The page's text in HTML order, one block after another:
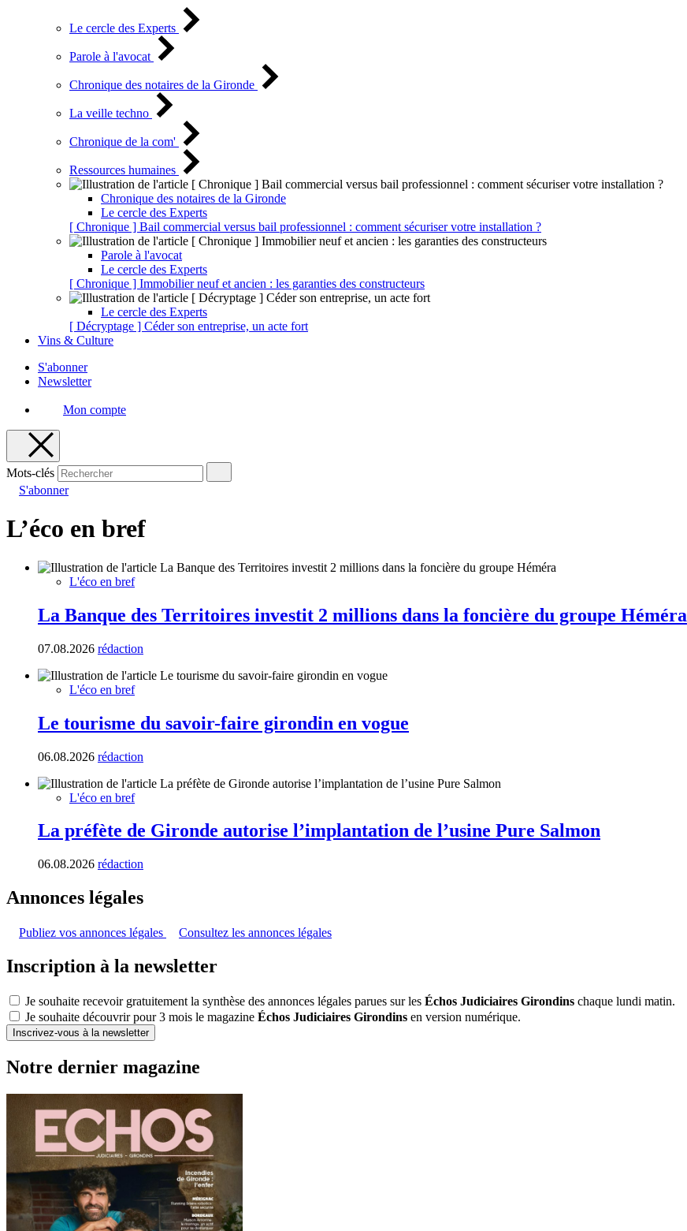
Le cercle des Experts
Parole à l'avocat
Chronique des notaires de la Gironde
La veille techno
Chronique de la com'
Ressources humaines
Chronique des notaires de la Gironde
Le cercle des Experts
[ Chronique ] Bail commercial versus bail professionnel : comment sécuriser votre installation ?
Parole à l'avocat
Le cercle des Experts
[ Chronique ] Immobilier neuf et ancien : les garanties des constructeurs
Le cercle des Experts
[ Décryptage ] Céder son entreprise, un acte fort
Vins & Culture
S'abonner
Newsletter
Mon compte
Mots-clés
S'abonner
L’éco en bref
L'éco en bref
La Banque des Territoires investit 2 millions dans la foncière du groupe Héméra
07.08.2026 rédaction
L'éco en bref
Le tourisme du savoir-faire girondin en vogue
06.08.2026 rédaction
L'éco en bref
La préfète de Gironde autorise l’implantation de l’usine Pure Salmon
06.08.2026 rédaction
Annonces légales
Publiez vos annonces légales Consultez les annonces légales
Inscription à la newsletter
Je souhaite recevoir gratuitement la synthèse des annonces légales parues sur les Échos Judiciaires Girondins chaque lundi matin.
Je souhaite découvrir pour 3 mois le magazine Échos Judiciaires Girondins en version numérique.
Inscrivez-vous à la newsletter
Notre dernier magazine